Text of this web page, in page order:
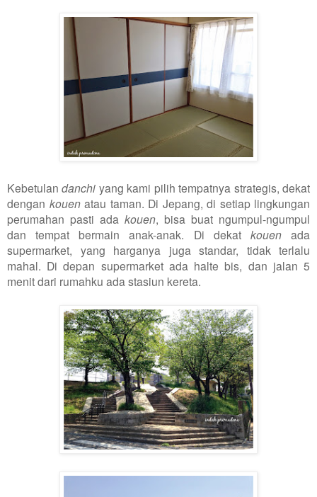
Kebetulandanchi yang kami pilih tempatnya strategis, dekat
dengan kouenatau taman. Di Jepang, di setiap lingkungan
perumahan pasti ada kouen, bisa buat ngumpul-ngumpul
dan tempat bermain anak-anak. Di dekat kouenada
supermarket, yang harganya juga standar, tidak terlalu
mahal. Di depan supermarket ada halte bis, dan jalan 5
menit dari rumahku ada stasiun kereta.